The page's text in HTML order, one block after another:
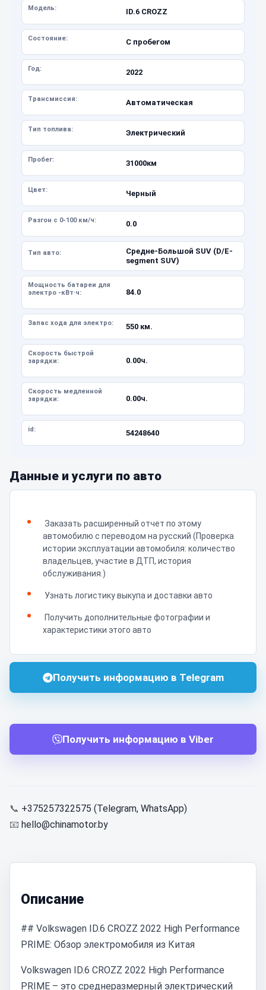
Модель: ID.6 CROZZ
Состояние: С пробегом
Год: 2022
Трансмиссия: Автоматическая
Тип топлива: Электрический
Пробег: 31000км
Цвет: Черный
Разгон с 0-100 км/ч: 0.0
Тип авто:
Средне-Большой SUV (D/E-
segment SUV)
Мощность батареи для
электро -кВт·ч:
84.0
Запас хода для электро: 550 км.
Скорость быстрой
зарядки:
0.00ч.
Скорость медленной
зарядки:
0.00ч.
id: 54248640
Данные и услуги по авто
Заказать расширенный отчет по этому
автомобилю с переводом на русский (Проверка
истории эксплуатации автомобиля: количество
владельцев, участие в ДТП, история
обслуживания.)
Узнать логистику выкупа и доставки авто
Получить дополнительные фотографии и
характеристики этого авто
Получить информацию в Telegram
Получить информацию в Viber
📞 +375257322575 (Telegram, WhatsApp)
📧 hello@chinamotor.by
Описание
## Volkswagen ID.6 CROZZ 2022 High Performance
PRIME: Обзор электромобиля из Китая
Volkswagen ID.6 CROZZ 2022 High Performance
PRIME – это среднеразмерный электрический